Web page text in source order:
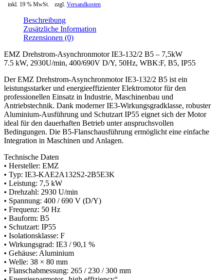
inkl. 19 % MwSt. zzgl. Versandkosten
Beschreibung
Zusätzliche Information
Rezensionen (0)
EMZ Drehstrom-Asynchronmotor IE3-132/2 B5 – 7,5kW
7.5 kW, 2930U/min, 400/690V D/Y, 50Hz, WBK:F, B5, IP55
Der EMZ Drehstrom-Asynchronmotor IE3-132/2 B5 ist ein
leistungsstarker und energieeffizienter Elektromotor für den
professionellen Einsatz in Industrie, Maschinenbau und
Antriebstechnik. Dank moderner IE3-Wirkungsgradklasse, robuster
Aluminium-Ausführung und Schutzart IP55 eignet sich der Motor
ideal für den dauerhaften Betrieb unter anspruchsvollen
Bedingungen. Die B5-Flanschausführung ermöglicht eine einfache
Integration in Maschinen und Anlagen.
Technische Daten
• Hersteller: EMZ
• Typ: IE3-KAE2A132S2-2B5E3K
• Leistung: 7,5 kW
• Drehzahl: 2930 U/min
• Spannung: 400 / 690 V (D/Y)
• Frequenz: 50 Hz
• Bauform: B5
• Schutzart: IP55
• Isolationsklasse: F
• Wirkungsgrad: IE3 / 90,1 %
• Gehäuse: Aluminium
• Welle: 38 × 80 mm
• Flanschabmessung: 265 / 230 / 300 mm